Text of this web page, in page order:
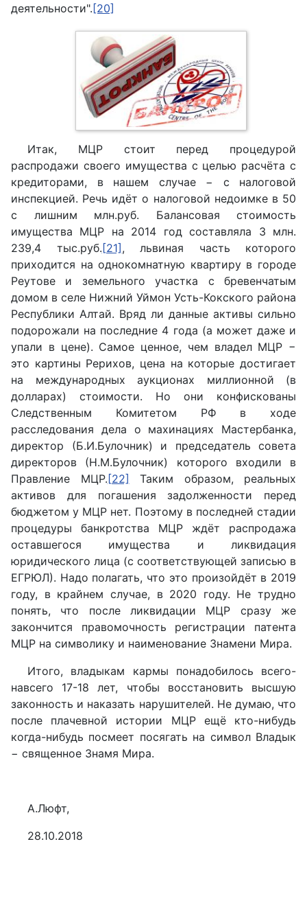
деятельности".[20]
Итак, МЦР стоит перед процедурой
распродажи своего имущества с целью расчёта с
кредиторами, в нашем случае − с налоговой
инспекцией. Речь идёт о налоговой недоимке в 50
с лишним млн.руб. Балансовая стоимость
имущества МЦР на 2014 год составляла 3 млн.
239,4 тыс.руб. [21] , львиная часть которого
приходится на однокомнатную квартиру в городе
Реутове и земельного участка с бревенчатым
домом в селе Нижний Уймон Усть-Кокского района
Республики Алтай. Вряд ли данные активы сильно
подорожали на последние 4 года (а может даже и
упали в цене). Самое ценное, чем владел МЦР −
это картины Рерихов, цена на которые достигает
на международных аукционах миллионной (в
долларах) стоимости. Но они конфискованы
Следственным Комитетом РФ в ходе
расследования дела о махинациях Мастербанка,
директор (Б.И.Булочник) и председатель совета
директоров (Н.М.Булочник) которого входили в
Правление МЦР. [22]
Таким образом, реальных
активов для погашения задолженности перед
бюджетом у МЦР нет. Поэтому в последней стадии
процедуры банкротства МЦР ждёт распродажа
оставшегося имущества и ликвидация
юридического лица (с соответствующей записью в
ЕГРЮЛ). Надо полагать, что это произойдёт в 2019
году, в крайнем случае, в 2020 году. Не трудно
понять, что после ликвидации МЦР сразу же
закончится правомочность регистрации патента
МЦР на символику и наименование Знамени Мира.
Итого, владыкам кармы понадобилось всего-
навсего 17-18 лет, чтобы восстановить высшую
законность и наказать нарушителей. Не думаю, что
после плачевной истории МЦР ещё кто-нибудь
когда-нибудь посмеет посягать на символ Владык
− священное Знамя Мира.
А.Люфт,
28.10.2018